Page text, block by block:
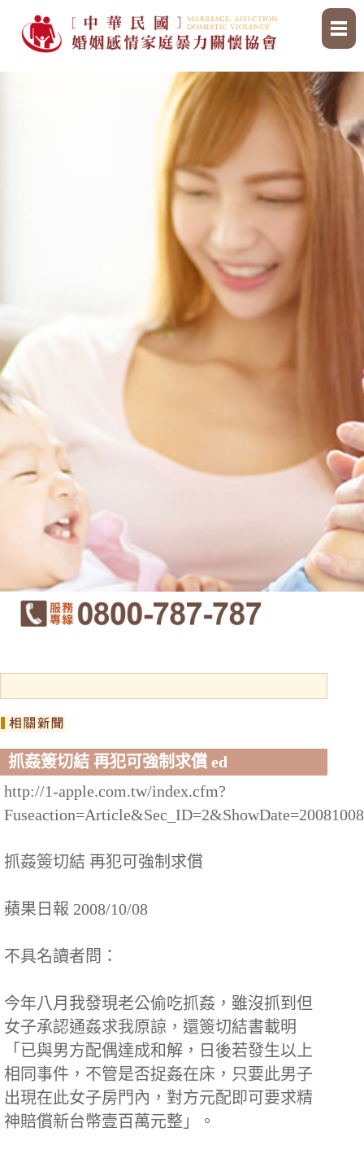
抓姦簽切結 再犯可強制求償 ed
http://1-apple.com.tw/index.cfm?
抓姦簽切結 再犯可強制求償
蘋果日報 2008/10/08
不具名讀者問：
今年八月我發現老公偷吃抓姦，雖沒抓到但
女子承認通姦求我原諒，還簽切結書載明
「已與男方配偶達成和解，日後若發生以上
相同事件，不管是否捉姦在床，只要此男子
出現在此女子房門內，對方元配即可要求精
神賠償新台幣壹百萬元整」。